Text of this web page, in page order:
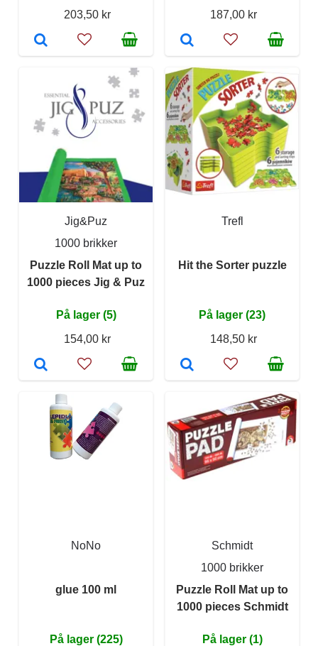
203,50 kr
187,00 kr
Jig&Puz
1000 brikker
Puzzle Roll Mat up to
1000 pieces Jig & Puz
På lager (5)
154,00 kr
Trefl
Hit the Sorter puzzle
På lager (23)
148,50 kr
NoNo
glue 100 ml
På lager (225)
Schmidt
1000 brikker
Puzzle Roll Mat up to
1000 pieces Schmidt
På lager (1)